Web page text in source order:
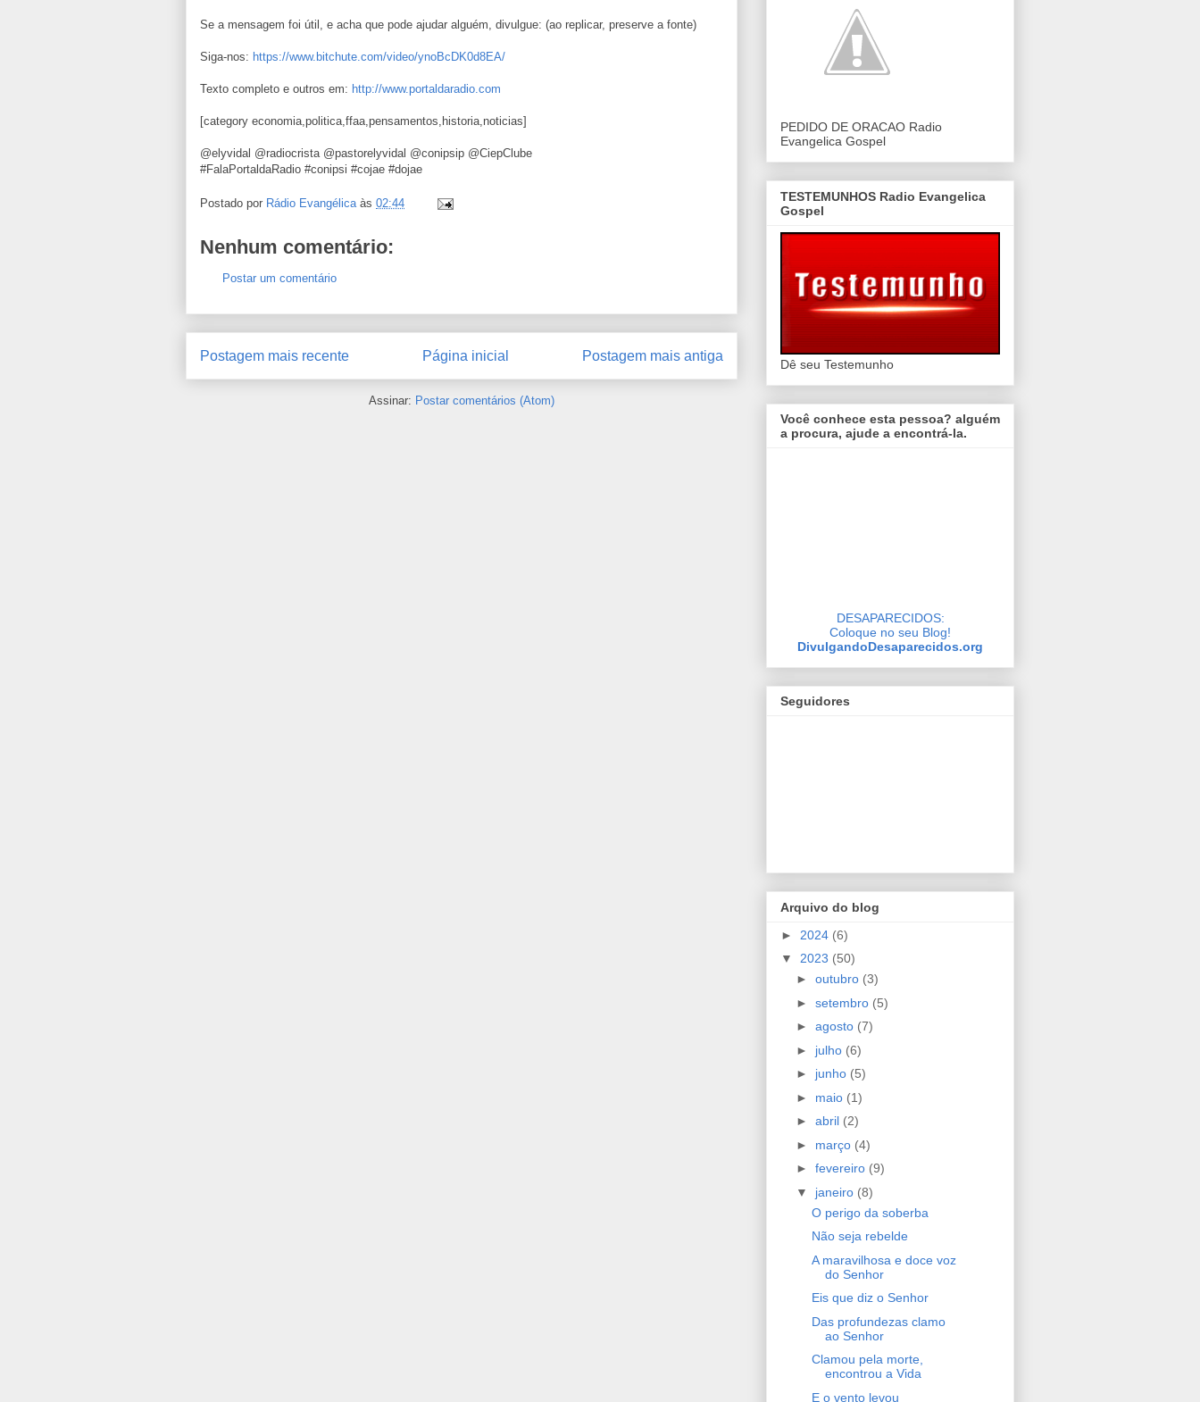
Se a mensagem foi útil, e acha que pode ajudar alguém, divulgue: (ao replicar, preserve a fonte)
Siga-nos: https://www.bitchute.com/video/ynoBcDK0d8EA/
Texto completo e outros em: http://www.portaldaradio.com
[category economia,politica,ffaa,pensamentos,historia,noticias]
@elyvidal @radiocrista @pastorelyvidal @conipsip @CiepClube
#FalaPortaldaRadio #conipsi #cojae #dojae
Postado por Rádio Evangélica às 02:44
Nenhum comentário:
Postar um comentário
Postagem mais recente Postagem mais antiga
Página inicial
Assinar: Postar comentários (Atom)
PEDIDO DE ORACAO Radio
Evangelica Gospel
TESTEMUNHOS Radio Evangelica
Gospel
Dê seu Testemunho
Você conhece esta pessoa? alguém
a procura, ajude a encontrá-la.
DESAPARECIDOS:
Coloque no seu Blog!
DivulgandoDesaparecidos.org
Seguidores
Arquivo do blog
► 2024 (6)
▼ 2023 (50)
► outubro (3)
► setembro (5)
► agosto (7)
► julho (6)
► junho (5)
► maio (1)
► abril (2)
► março (4)
► fevereiro (9)
▼ janeiro (8)
O perigo da soberba
Não seja rebelde
A maravilhosa e doce voz
do Senhor
Eis que diz o Senhor
Das profundezas clamo
ao Senhor
Clamou pela morte,
encontrou a Vida
E o vento levou